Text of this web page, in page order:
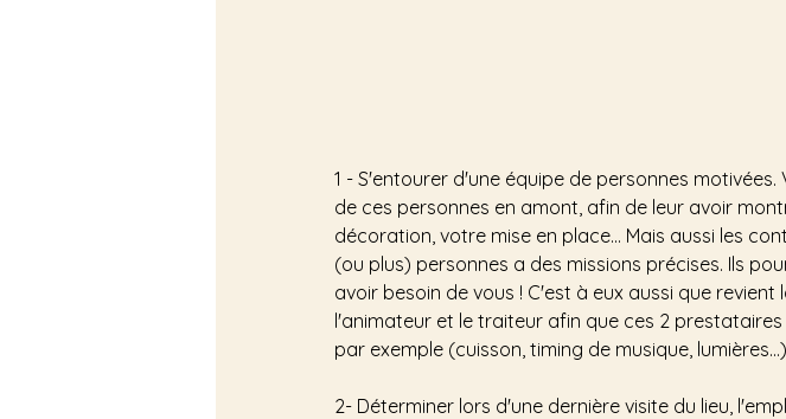
1 - S'entourer d'une équipe de personnes
de ces personnes en amont, afin de leur avoir
décoration, votre mise en place... Mais aussi les
(ou plus) personnes a des missions précises. Ils
avoir besoin de vous ! C'est à eux aussi que
l'animateur et le traiteur afin que ces 2
par exemple (cuisson, timing de musique, lumières...)
2- Déterminer lors d'une dernière visite du lieu,